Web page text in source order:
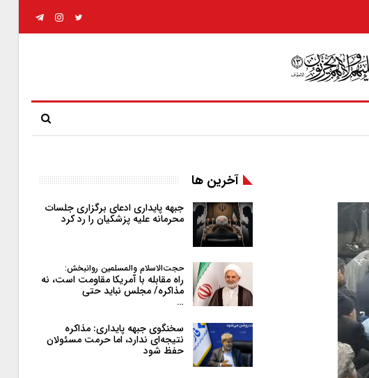
آخرین ها
جبهه پایداری ادعای برگزاری جلسات
محرمانه علیه پزشکیان را رد کرد
حجت‌الاسلام والمسلمین روانبخش:
راه مقابله با آمریکا مقاومت است، نه
مذاکره/ مجلس نباید حتی
…
سخنگوی جبهه پایداری: مذاکره
نتیجه‌ای ندارد، اما حرمت مسئولان
حفظ شود